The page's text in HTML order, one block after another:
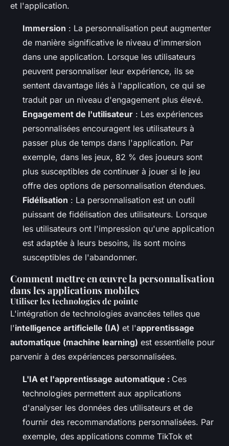
et l'application.
Immersion : La personnalisation peut augmenter
de manière significative le niveau d'immersion
dans une application. Lorsque les utilisateurs
peuvent personnaliser leur expérience, ils se
sentent davantage liés à l'application, ce qui se
traduit par un niveau d'engagement plus élevé.
Engagement de l'utilisateur : Les expériences
personnalisées encouragent les utilisateurs à
passer plus de temps dans l'application. Par
exemple, dans les jeux, 82 % des joueurs sont
plus susceptibles de continuer à jouer si le jeu
offre des options de personnalisation étendues.
Fidélisation : La personnalisation est un outil
puissant de fidélisation des utilisateurs. Lorsque
les utilisateurs ont l'impression qu'une application
est adaptée à leurs besoins, ils sont moins
susceptibles de l'abandonner.
Comment mettre en œuvre la personnalisation
dans les applications mobiles
Utiliser les technologies de pointe
L'intégration de technologies avancées telles que
l'intelligence artificielle (IA) et l'apprentissage
automatique (machine learning) est essentielle pour
parvenir à des expériences personnalisées.
L'IA et l'apprentissage automatique : Ces
technologies permettent aux applications
d'analyser les données des utilisateurs et de
fournir des recommandations personnalisées. Par
exemple, des applications comme TikTok et